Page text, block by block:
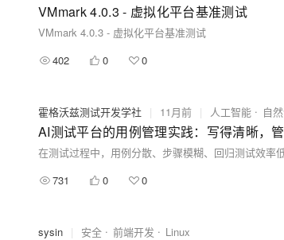
VMmark 4.0.3 - 虚拟化平台基准测试
VMmark 4.0.3 - 虚拟化平台基准测试
402
0 0
霍格沃兹测试开发学社 | 11月前 | 人工智能 自
AI测试平台的用例管理实践：写得清晰，
731
0 0
sysin | 安全 前端开发 Linux